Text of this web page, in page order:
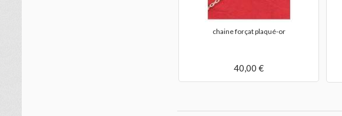
chaine forçat plaqué-or
40,00 €